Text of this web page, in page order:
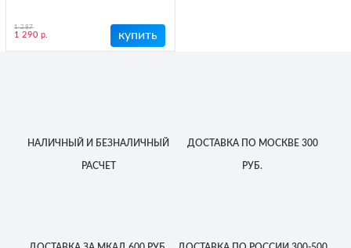
1 287
1 290 р. купить
НАЛИЧНЫЙ И БЕЗНАЛИЧНЫЙ
РАСЧЕТ
ДОСТАВКАПО МОСКВЕ 300
РУБ.